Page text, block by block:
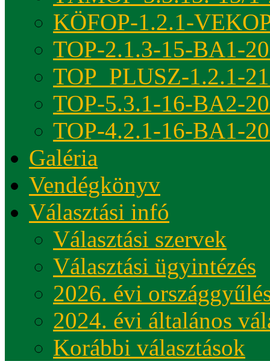
KÖFOP-1.2.1-
TOP-2.1.3-15-BA1-
TOP_PLUSZ-1.2.1-
TOP-5.3.1-16-BA2-
TOP-4.2.1-16-BA1-
Galéria
Vendégkönyv
Választási infó
Választási szervek
Választási ügyintézés
2026. évi
2024. évi általános
Korábbi választások